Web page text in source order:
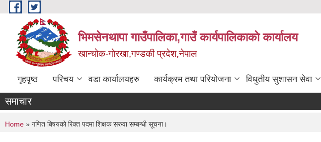
Skip to main content
भिमसेनथापा गाउँपालिका,गाउँ कार्यपालिकाकाे कार्यालय
खान्चोक-गाेरखा,गण्डकी प्रदेश,नेपाल
गृहपृष्ठ परिचय वडा कार्यालयहरु कार्यक्रम तथा परियोजना विधुतीय सुशासन सेवा
समाचार
You are here
Home » गणित बिषयको रिक्त पदमा शिक्षक सरुवा सम्बन्धी सूचना।